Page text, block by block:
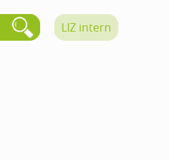
LIZ intern